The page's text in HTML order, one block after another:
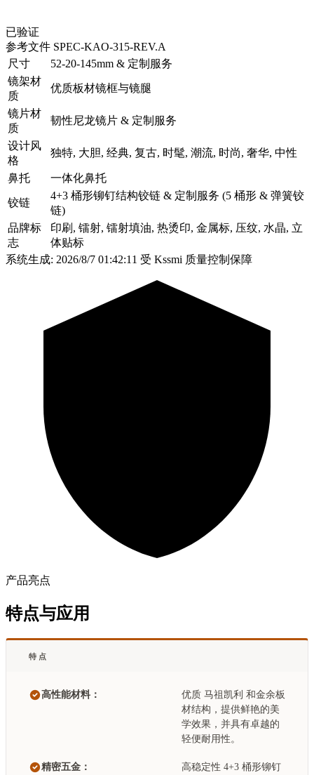
已验证
参考文件 SPEC-KAO-315-REV.A
尺寸
52-20-145mm & 定制服务
镜架材
质
优质板材镜框与镜腿
镜片材
质
韧性尼龙镜片 & 定制服务
设计风
格
独特, 大胆, 经典, 复古, 时髦, 潮流, 时尚, 奢华, 中性
鼻托 一体化鼻托
铰链
4+3 桶形铆钉结构铰链 & 定制服务 (5 桶形 & 弹簧铰
链)
品牌标
志
印刷, 镭射, 镭射填油, 热烫印, 金属标, 压纹, 水晶, 立
体贴标
系统生成: 2026/8/7 01:42:11 受 Kssmi 质量控制保障
产品亮点
特点与应用
特点
高性能材料：
优质 马祖凯利 和金余板
材结构，提供鲜艳的美
学效果，并具有卓越的
轻便耐用性。
精密五金：
高稳定性 4+3 桶形铆钉